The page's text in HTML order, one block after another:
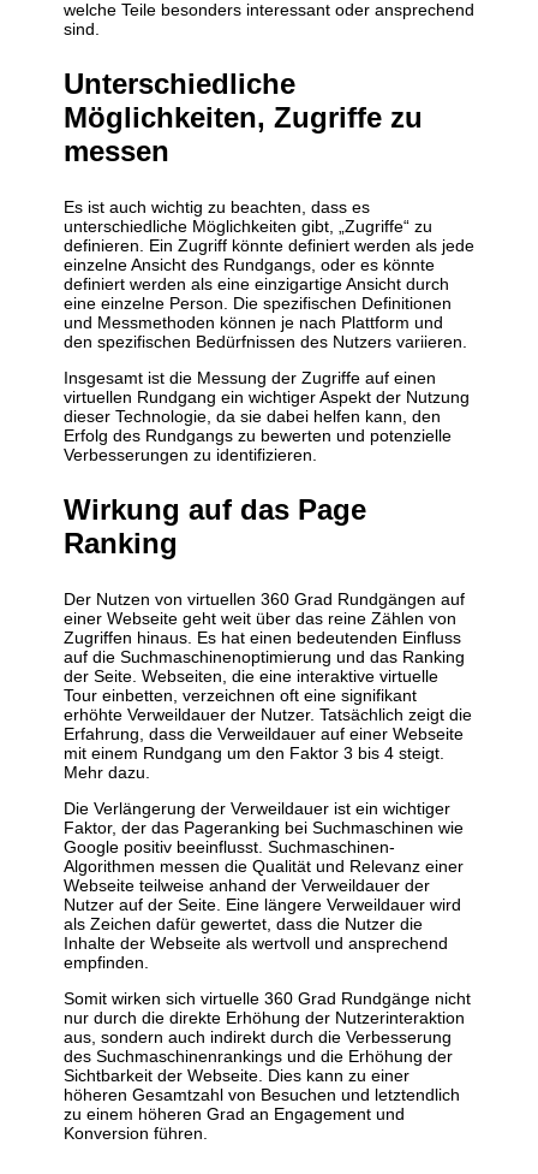
welche Teile besonders interessant oder ansprechend
sind.
Unterschiedliche
Möglichkeiten, Zugriffe zu
messen
Es ist auch wichtig zu beachten, dass es
unterschiedliche Möglichkeiten gibt, „Zugriffe“ zu
definieren. Ein Zugriff könnte definiert werden als jede
einzelne Ansicht des Rundgangs, oder es könnte
definiert werden als eine einzigartige Ansicht durch
eine einzelne Person. Die spezifischen Definitionen
und Messmethoden können je nach Plattform und
den spezifischen Bedürfnissen des Nutzers variieren.
Insgesamt ist die Messung der Zugriffe auf einen
virtuellen Rundgang ein wichtiger Aspekt der Nutzung
dieser Technologie, da sie dabei helfen kann, den
Erfolg des Rundgangs zu bewerten und potenzielle
Verbesserungen zu identifizieren.
Wirkung auf das Page
Ranking
Der Nutzen von virtuellen 360 Grad Rundgängen auf
einer Webseite geht weit über das reine Zählen von
Zugriffen hinaus. Es hat einen bedeutenden Einfluss
auf die Suchmaschinenoptimierung und das Ranking
der Seite. Webseiten, die eine interaktive virtuelle
Tour einbetten, verzeichnen oft eine signifikant
erhöhte Verweildauer der Nutzer. Tatsächlich zeigt die
Erfahrung, dass die Verweildauer auf einer Webseite
mit einem Rundgang um den Faktor 3 bis 4 steigt.
Mehr dazu.
Die Verlängerung der Verweildauer ist ein wichtiger
Faktor, der das Pageranking bei Suchmaschinen wie
Google positiv beeinflusst. Suchmaschinen-
Algorithmen messen die Qualität und Relevanz einer
Webseite teilweise anhand der Verweildauer der
Nutzer auf der Seite. Eine längere Verweildauer wird
als Zeichen dafür gewertet, dass die Nutzer die
Inhalte der Webseite als wertvoll und ansprechend
empfinden.
Somit wirken sich virtuelle 360 Grad Rundgänge nicht
nur durch die direkte Erhöhung der Nutzerinteraktion
aus, sondern auch indirekt durch die Verbesserung
des Suchmaschinenrankings und die Erhöhung der
Sichtbarkeit der Webseite. Dies kann zu einer
höheren Gesamtzahl von Besuchen und letztendlich
zu einem höheren Grad an Engagement und
Konversion führen.